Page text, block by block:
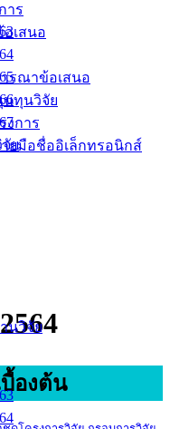
าร
เสนอ
รณาข้อเสนอ
นทุนวิจัย
งการ
ยมือชื่ออิเล็กทรอนิกส์
นวิจัย
ย
องต้น